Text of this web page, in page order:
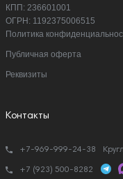
КПП: 236601001
ОГРН: 1192375006515
Политика
Публичная оферта
Реквизиты
Контакты
+7-969-999-24-38
+7 (923) 500-8282